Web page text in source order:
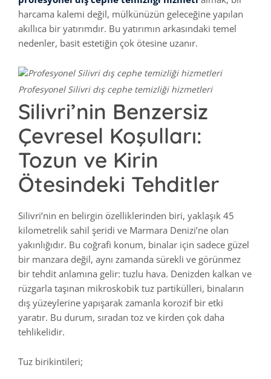
harcama kalemi değil, mülkünüzün geleceğine yapılan
akıllıca bir yatırımdır. Bu yatırımın arkasındaki temel
nedenler, basit estetiğin çok ötesine uzanır.
Profesyonel Silivri dış cephe temizliği hizmetleri
Silivri’nin Benzersiz
Çevresel Koşulları:
Tozun ve Kirin
Ötesindeki Tehditler
Silivri’nin en belirgin özelliklerinden biri, yaklaşık 45
kilometrelik sahil şeridi ve Marmara Denizi’ne olan
yakınlığıdır. Bu coğrafi konum, binalar için sadece güzel
bir manzara değil, aynı zamanda sürekli ve görünmez
bir tehdit anlamına gelir: tuzlu hava. Denizden kalkan ve
rüzgarla taşınan mikroskobik tuz partikülleri, binaların
dış yüzeylerine yapışarak zamanla korozif bir etki
yaratır. Bu durum, sıradan toz ve kirden çok daha
tehlikelidir.
Tuz birikintileri;